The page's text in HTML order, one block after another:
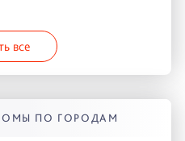
все
ПО ГОРОДАМ